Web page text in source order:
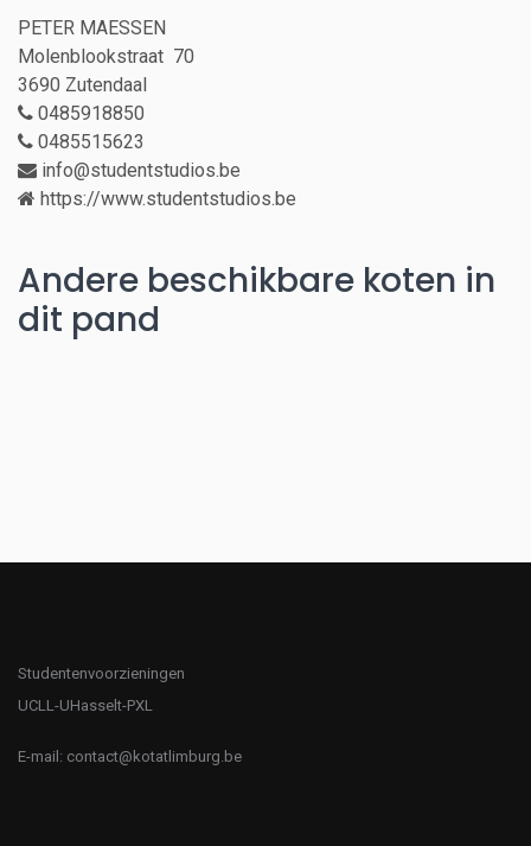
PETER MAESSEN
Molenblookstraat 70
3690 Zutendaal
0485918850
0485515623
info@studentstudios.be
https://www.studentstudios.be
Andere beschikbare koten in
dit pand
Studentenvoorzieningen
UCLL-UHasselt-PXL
E-mail: contact@kotatlimburg.be